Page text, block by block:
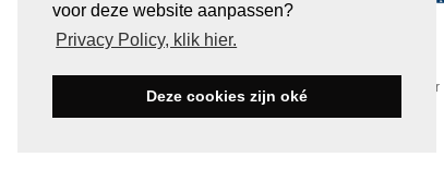
voor deze website aanpassen?
Privacy Policy, klik hier.
Deze cookies zijn oké
Alle transacties verlopen via een beveiligde SSL-server